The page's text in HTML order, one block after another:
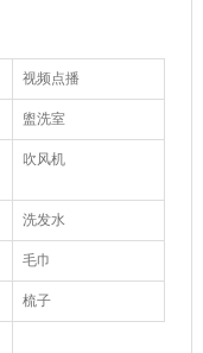
视频点播
盥洗室
吹风机
洗发水
毛巾
梳子